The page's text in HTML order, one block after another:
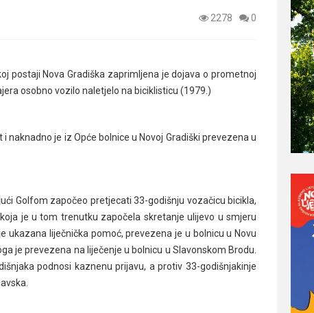
2278 0
postaji Nova Gradiška zaprimljena je dojava o prometnoj
osobno vozilo naletjelo na biciklisticu (1979.)
je iz Opće bolnice u Novoj Gradiški prevezena u
Golfom započeo pretjecati 33-godišnju vozačicu bicikla,
je u tom trenutku započela skretanje ulijevo u smjeru
ukazana liječnička pomoć, prevezena je u bolnicu u Novu
je prevezena na liječenje u bolnicu u Slavonskom Brodu.
podnosi kaznenu prijavu, a protiv 33-godišnjakinje